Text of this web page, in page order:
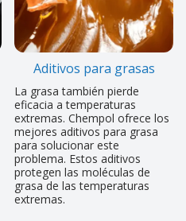
Aditivos para grasas
La grasa también pierde
eficacia a temperaturas
extremas. Chempol ofrece los
mejores aditivos para grasa
para solucionar este
problema. Estos aditivos
protegen las moléculas de
grasa de las temperaturas
extremas.